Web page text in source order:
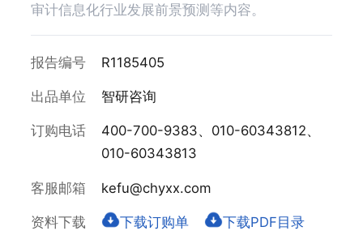
审计信息化行业发展前景预测等内容。
报告编号 R1185405
出品单位 智研咨询
订购电话
400-700-9383、010-60343812、
010-60343813
客服邮箱 kefu@chyxx.com
资料下载 下载订购单 下载PDF目录